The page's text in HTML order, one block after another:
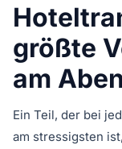
größte
am
Ein Teil, der bei
am stressigsten